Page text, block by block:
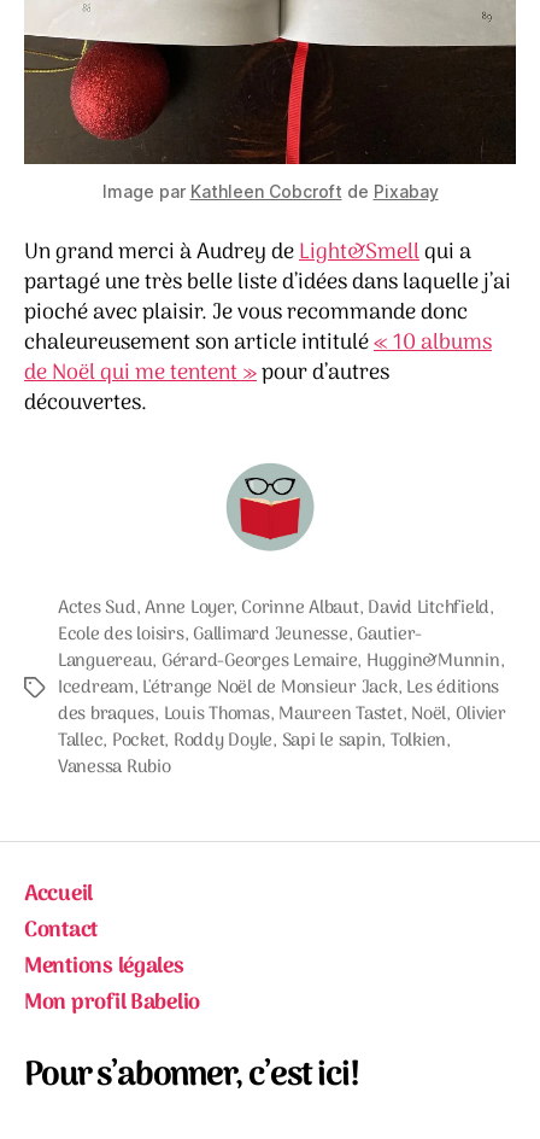
Image par Kathleen Cobcroft de Pixabay
Un grand merci à Audrey deLight&Smellqui a
partagé une très belle liste d’idées dans laquelle j’ai
pioché avec plaisir. Je vous recommande donc
chaleureusement son article intitulé« 10 albums
de Noël qui me tentent »pour d’autres
découvertes.
Étiquettes
Actes Sud,Anne Loyer, Corinne Albaut, David Litchfield,
Ecole des loisirs, Gallimard Jeunesse, Gautier-
Languereau, Gérard-Georges Lemaire, Huggin&Munnin,
Icedream, L'étrange Noël de Monsieur Jack, Les éditions
des braques, Louis Thomas, Maureen Tastet, Noël, Olivier
Tallec, Pocket, Roddy Doyle, Sapi le sapin, Tolkien,
Vanessa Rubio
Accueil
Contact
Mentions légales
Mon profil Babelio
Pour s’abonner, c’est ici!